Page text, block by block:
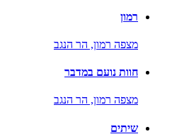
רמון
מצפה רמון, הר הנגב
חוות נועם במדבר
מצפה רמון, הר הנגב
שיתים